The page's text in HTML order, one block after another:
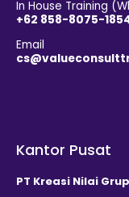
In House Training
+62 858-8075-
Email
Kantor Pusat
PT Kreasi Nilai Grup